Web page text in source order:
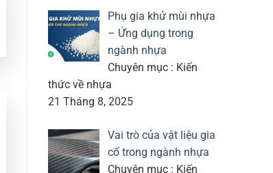
Phụ gia khử mùi nhựa
– Ứng dụng trong
ngành nhựa
Chuyên mục : Kiến
thức về nhựa
21 Tháng 8, 2025
Vai trò của vật liệu gia
cố trong ngành nhựa
Chuyên mục : Kiến